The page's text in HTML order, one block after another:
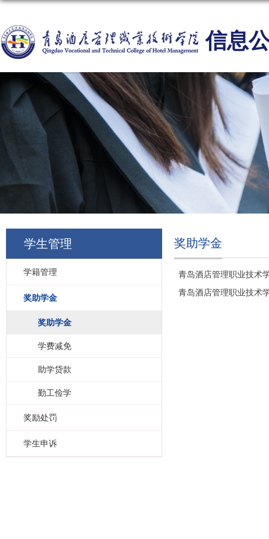
信息
学生管理
学籍管理
奖助学金
奖助学金
学费减免
助学贷款
勤工俭学
奖励处罚
学生申诉
奖助学金
青岛酒店管理职业技术
青岛酒店管理职业技术